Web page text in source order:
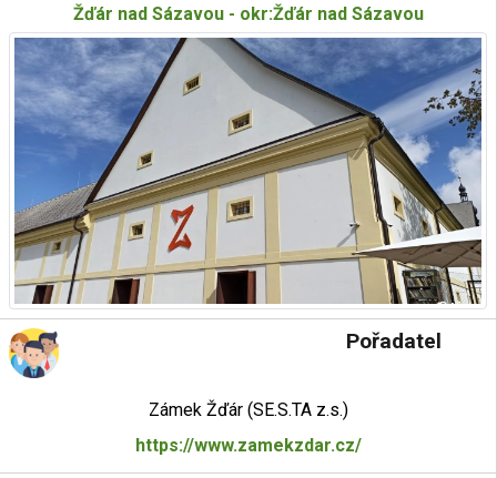
Žďár nad Sázavou - okr:Žďár nad Sázavou
Pořadatel
Zámek Žďár (SE.S.TA z.s.)
https://www.zamekzdar.cz/